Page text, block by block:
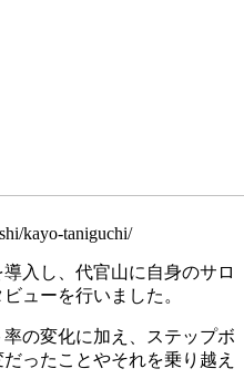
kayo-taniguchi/
入し、代官山に自身のサロ
ューを行いました。
の変化に加え、ステップボ
ったことやそれを乗り越え